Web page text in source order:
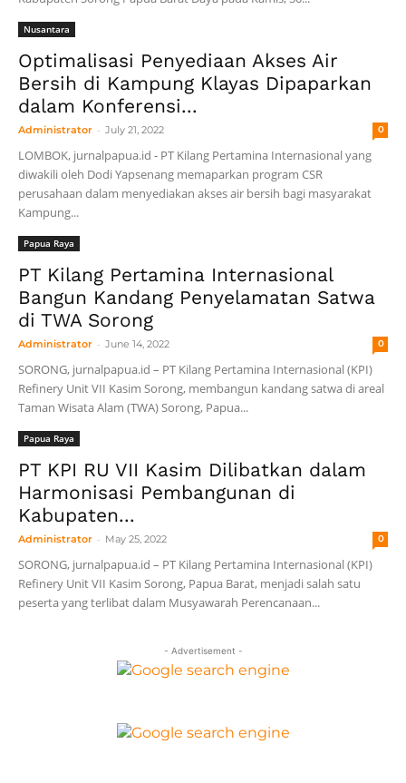
Nusantara
Optimalisasi Penyediaan Akses Air
Bersih di Kampung Klayas Dipaparkan
dalam Konferensi...
Administrator - July 21, 2022 0
LOMBOK, jurnalpapua.id - PT Kilang Pertamina Internasional yang
diwakili oleh Dodi Yapsenang memaparkan program CSR
perusahaan dalam menyediakan akses air bersih bagi masyarakat
Kampung...
Papua Raya
PT Kilang Pertamina Internasional
Bangun Kandang Penyelamatan Satwa
di TWA Sorong
Administrator - June 14, 2022 0
SORONG, jurnalpapua.id – PT Kilang Pertamina Internasional (KPI)
Refinery Unit VII Kasim Sorong, membangun kandang satwa di areal
Taman Wisata Alam (TWA) Sorong, Papua...
Papua Raya
PT KPI RU VII Kasim Dilibatkan dalam
Harmonisasi Pembangunan di
Kabupaten...
Administrator - May 25, 2022 0
SORONG, jurnalpapua.id – PT Kilang Pertamina Internasional (KPI)
Refinery Unit VII Kasim Sorong, Papua Barat, menjadi salah satu
peserta yang terlibat dalam Musyawarah Perencanaan...
- Advertisement -